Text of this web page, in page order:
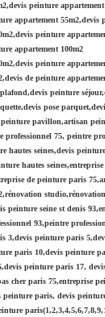
peinture
appartement
peinture
appartement 100m2
peinture
de peinture
peinture
pose
pavillon,artisan
75, peintre
seines,devis
hautes
de peinture paris
seine st denis
93,peintre
3,devis peinture paris
paris 10,devis peinture
peinture paris 17,
cher paris 75,entreprise
peinture paris, devis